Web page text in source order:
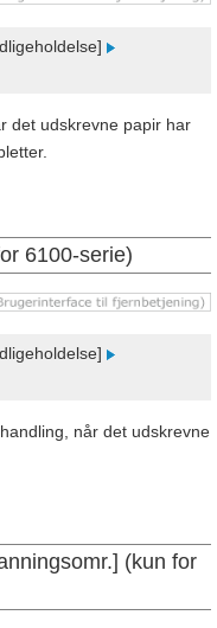
det udskrevne papir har
6100-serie)
når det udskrevne
(kun for